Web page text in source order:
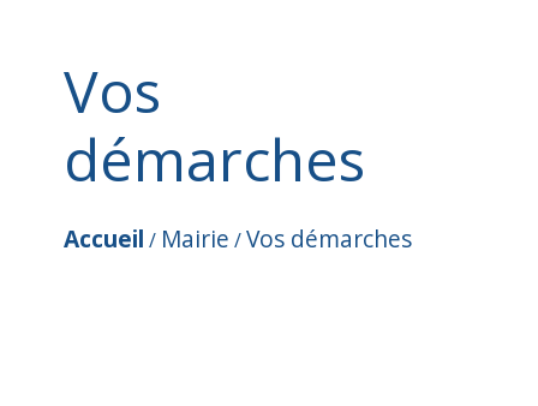
Vos
démarches
Accueil / Mairie /Vos démarches